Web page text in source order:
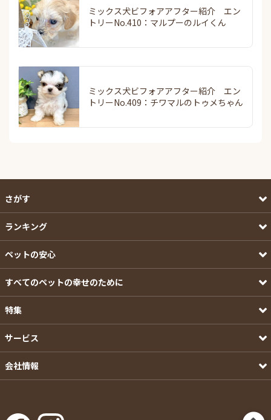
ミックス犬ビフォアアフター紹介 エン
トリーNo.410：マルプーのルイくん
ミックス犬ビフォアアフター紹介 エン
トリーNo.409：チワマルのトゥメちゃん
さがす
ランキング
ペットの安心
すべてのペットの幸せのために
特集
サービス
会社情報